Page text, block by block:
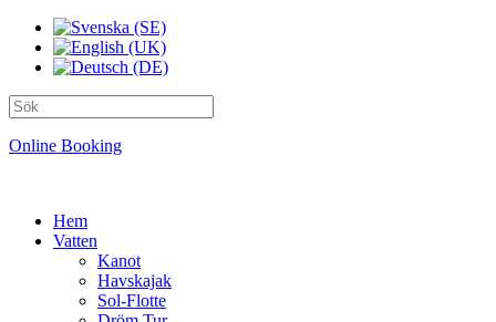
Online Booking
Hem
Vatten
Kanot
Havskajak
Sol-Flotte